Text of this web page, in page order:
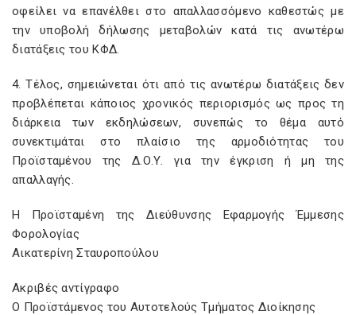
οφείλει να επανέλθει στο απαλλασσόμενο καθεστώς με
την υποβολή δήλωσης μεταβολών κατά τις ανωτέρω
διατάξεις του ΚΦΔ.
4. Τέλος, σημειώνεται ότι από τις ανωτέρω διατάξεις δεν
προβλέπεται κάποιος χρονικός περιορισμός ως προς τη
διάρκεια των εκδηλώσεων, συνεπώς το θέμα αυτό
συνεκτιμάται στο πλαίσιο της αρμοδιότητας του
Προϊσταμένου της Δ.Ο.Υ. για την έγκριση ή μη της
απαλλαγής.
Η Προϊσταμένη της Διεύθυνσης Εφαρμογής Έμμεσης
Φορολογίας
Αικατερίνη Σταυροπούλου
Ακριβές αντίγραφο
Ο Προϊστάμενος του Αυτοτελούς Τμήματος Διοίκησης